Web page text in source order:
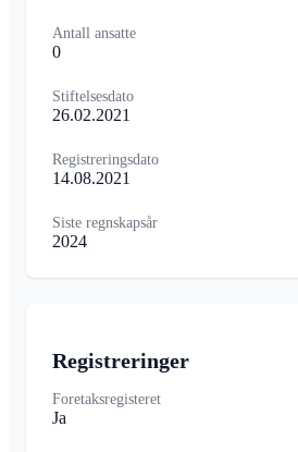
Antall ansatte
0
Stiftelsesdato
26.02.2021
Registreringsdato
14.08.2021
Siste regnskapsår
2024
Registreringer
Foretaksregisteret
Ja